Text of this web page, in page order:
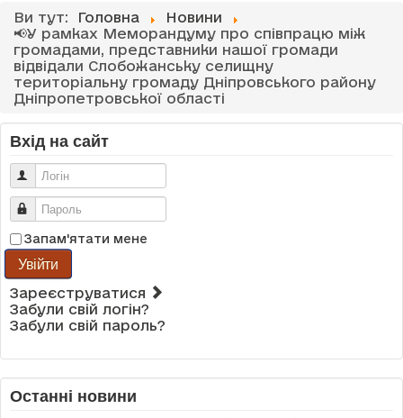
Ви тут: Головна
Новини
📢У рамках Меморандуму про співпрацю між
громадами, представники нашої громади
відвідали Слобожанську селищну
територіальну громаду Дніпровського району
Дніпропетровської області
Вхід на сайт
Логін
Пароль
Запам'ятати мене
Увійти
Зареєструватися
Забули свій логін?
Забули свій пароль?
Останні новини